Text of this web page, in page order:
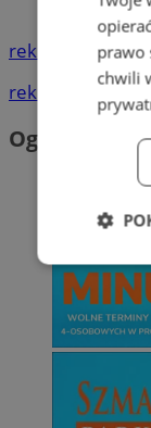
ogłoszenia
reklama
reklama
Ogłoszenia
prawo
chwili